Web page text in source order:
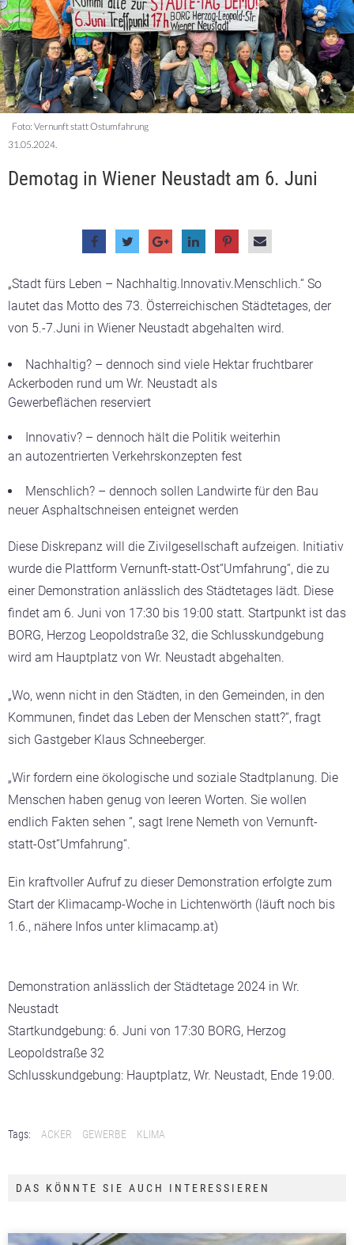
Foto: Vernunft statt Ostumfahrung
31.05.2024.
Demotag in Wiener Neustadt am 6. Juni
„​​​​​​​Stadt fürs Leben – Nachhaltig.Innovativ.Menschlich.“ So
lautet das Motto des 73. Österreichischen Städtetages, der
von 5.-7.Juni in Wiener Neustadt abgehalten wird.
Nachhaltig? – dennoch sind viele Hektar fruchtbarer
Ackerboden rund um Wr. Neustadt als
Gewerbeflächen reserviert
Innovativ? – dennoch hält die Politik weiterhin
an autozentrierten Verkehrskonzepten fest
Menschlich? – dennoch sollen Landwirte für den Bau
neuer Asphaltschneisen enteignet werden
Diese Diskrepanz will die Zivilgesellschaft aufzeigen. Initiativ
wurde die Plattform Vernunft-statt-Ost“Umfahrung“, die zu
einer Demonstration anlässlich des Städtetages lädt. Diese
findet am 6. Juni von 17:30 bis 19:00 statt. Startpunkt ist das
BORG, Herzog Leopoldstraße 32, die Schlusskundgebung
wird am Hauptplatz von Wr. Neustadt abgehalten.
„Wo, wenn nicht in den Städten, in den Gemeinden, in den
Kommunen, findet das Leben der Menschen statt?“, fragt
sich Gastgeber Klaus Schneeberger.
„Wir fordern eine ökologische und soziale Stadtplanung. Die
Menschen haben genug von leeren Worten. Sie wollen
endlich Fakten sehen “, sagt Irene Nemeth von Vernunft-
statt-Ost“Umfahrung“.
Ein kraftvoller Aufruf zu dieser Demonstration erfolgte zum
Start der Klimacamp-Woche in Lichtenwörth (läuft noch bis
1.6., nähere Infos unter klimacamp.at)
Demonstration anlässlich der Städtetage 2024 in Wr.
Neustadt
Startkundgebung: 6. Juni von 17:30 BORG, Herzog
Leopoldstraße 32
Schlusskundgebung: Hauptplatz, Wr. Neustadt, Ende 19:00.
Tags: ACKER GEWERBE KLIMA
DAS KÖNNTE SIE AUCH INTERESSIEREN